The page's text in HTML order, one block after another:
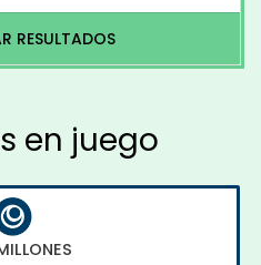
RESULTADOS
en juego